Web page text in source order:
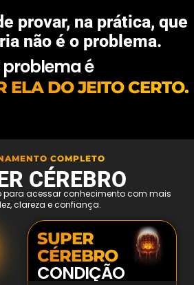
provar, na prática, que
não é o problema.
problema é
ELA DO JEITO CERTO.
COMPLETO
CÉREBRO
para acessar conhecimento com mais
clareza e confiança.
SUPER
CÉREBRO
CONDIÇÃO